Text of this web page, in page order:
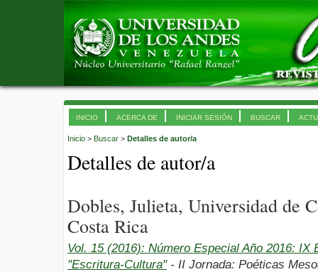
INICIO ACERCA DE INICIAR SESIÓN BUSCAR
Inicio > Buscar > Detalles de autor/a
Detalles de autor/a
Dobles, Julieta, Universidad de
Costa Rica
Vol. 15 (2016): Número Especial Año 2016: IX
"Escritura-Cultura"- II Jornada: Poéticas